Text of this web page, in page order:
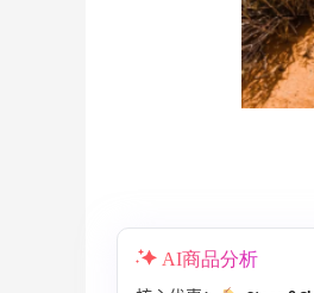
AI商品分析
Sandro us：限
低至2折 千鸟
Sandro us
Bloomingdales